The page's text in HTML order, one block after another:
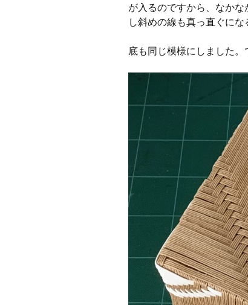
が入るのですから、なか
し斜めの線も真っ直ぐにな
底も同じ模様にしました。